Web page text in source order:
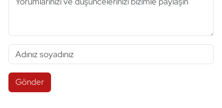
Gönder